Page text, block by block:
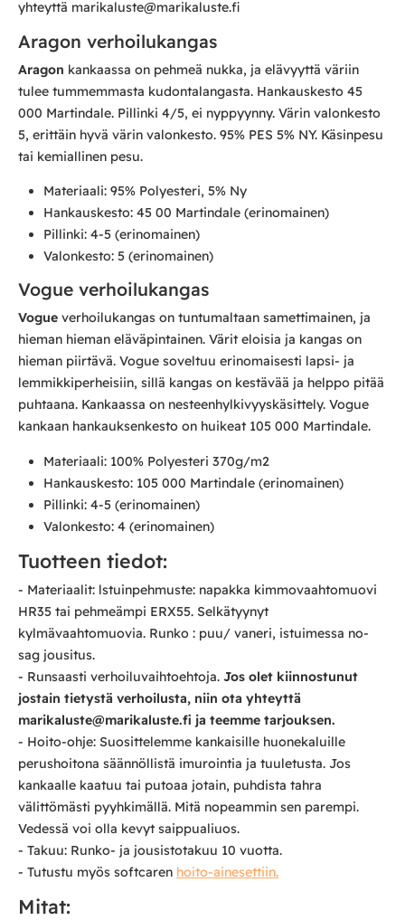
yhteyttä marikaluste@marikaluste.fi
Aragon verhoilukangas
Aragon kankaassa on pehmeä nukka, ja elävyyttä väriin
tulee tummemmasta kudontalangasta. Hankauskesto 45
000 Martindale. Pillinki 4/5, ei nyppyynny. Värin valonkesto
5, erittäin hyvä värin valonkesto. 95% PES 5% NY. Käsinpesu
tai kemiallinen pesu.
Materiaali: 95% Polyesteri, 5% Ny
Hankauskesto: 45 00 Martindale (erinomainen)
Pillinki: 4-5 (erinomainen)
Valonkesto: 5 (erinomainen)
Vogue verhoilukangas
Vogue verhoilukangas on tuntumaltaan samettimainen, ja
hieman hieman eläväpintainen. Värit eloisia ja kangas on
hieman piirtävä. Vogue soveltuu erinomaisesti lapsi- ja
lemmikkiperheisiin, sillä kangas on kestävää ja helppo pitää
puhtaana. Kankaassa on nesteenhylkivyyskäsittely. Vogue
kankaan hankauksenkesto on huikeat 105 000 Martindale.
Materiaali: 100% Polyesteri 370g/m2
Hankauskesto: 105 000 Martindale (erinomainen)
Pillinki: 4-5 (erinomainen)
Valonkesto: 4 (erinomainen)
Tuotteen tiedot:
- Materiaalit: lstuinpehmuste: napakka kimmovaahtomuovi
HR35 tai pehmeämpi ERX55. Selkätyynyt
kylmävaahtomuovia. Runko : puu/ vaneri, istuimessa no-
sag jousitus.
- Runsaasti verhoiluvaihtoehtoja. Jos olet kiinnostunut
jostain tietystä verhoilusta, niin ota yhteyttä
marikaluste@marikaluste.fi ja teemme tarjouksen.
- Hoito-ohje: Suosittelemme kankaisille huonekaluille
perushoitona säännöllistä imurointia ja tuuletusta. Jos
kankaalle kaatuu tai putoaa jotain, puhdista tahra
välittömästi pyyhkimällä. Mitä nopeammin sen parempi.
Vedessä voi olla kevyt saippualiuos.
- Takuu: Runko- ja jousistotakuu 10 vuotta.
- Tutustu myös softcaren hoito-ainesettiin.
Mitat: